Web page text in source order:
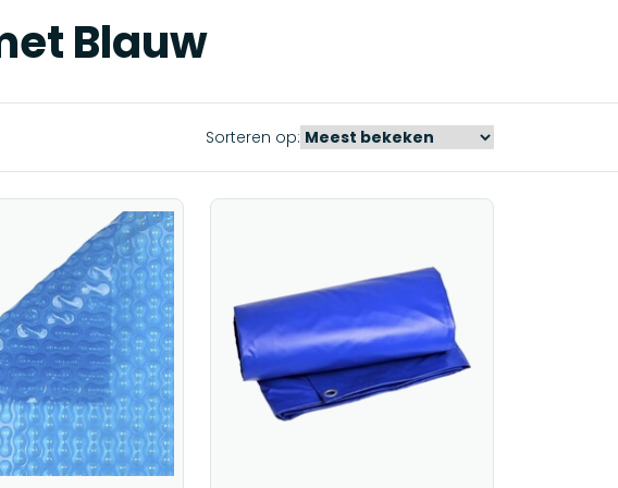
Blauw
Sorteren op: